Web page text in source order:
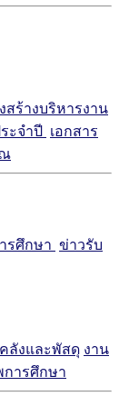
สร้างบริหารงาน
ะจำปี
เอกสาร
รศึกษา ข่าวรับ
ลังและพัสดุ งาน
ารศึกษา